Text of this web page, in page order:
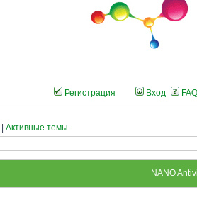
Регистрация Вход FAQ
Активные темы
NANO